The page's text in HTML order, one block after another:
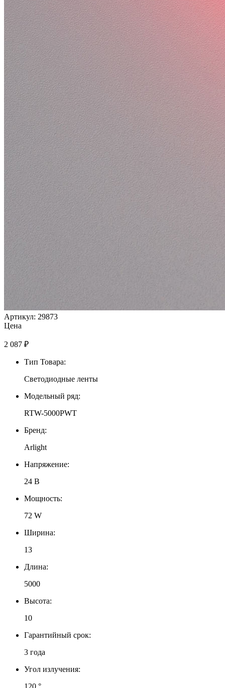
Артикул: 29873
Цена
2 087 ₽
Тип Товара:
Светодиодные ленты
Модельный ряд:
RTW-5000PWT
Бренд:
Arlight
Напряжение:
24 В
Мощность:
72 W
Ширина:
13
Длина:
5000
Высота:
10
Гарантийный срок:
3 года
Угол излучения:
120 °